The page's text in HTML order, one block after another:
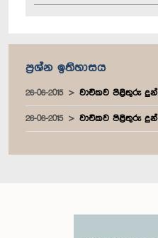
ප්‍රශ්න ඉතිහාසය
26-06-2015 වාචිකව පිළිතුරු දුන්
26-06-2015 වාචිකව පිළිතුරු දුන්